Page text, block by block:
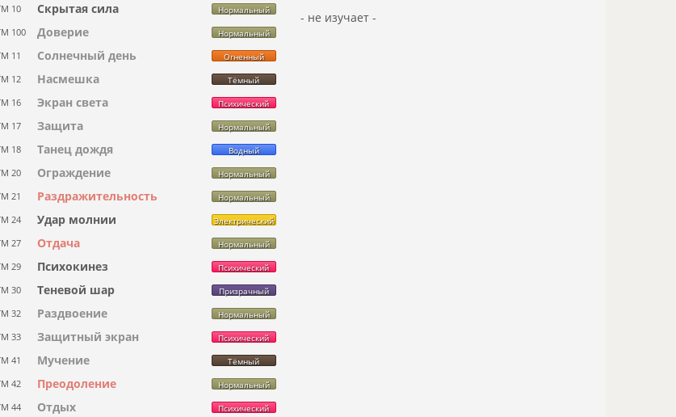
10 Скрытая сила Нормальный
100 Доверие Нормальный
11 Солнечный день Огненный
12 Насмешка Тёмный
16 Экран света Психический
17 Защита Нормальный
18 Танец дождя Водный
20 Ограждение Нормальный
21 Раздражительность Нормальный
24 Удар молнии Электрический
27 Отдача Нормальный
29 Психокинез Психический
30 Теневой шар Призрачный
32 Раздвоение Нормальный
33 Защитный экран Психический
41 Мучение Тёмный
42 Преодоление Нормальный
44 Отдых Психический
- не изучает -